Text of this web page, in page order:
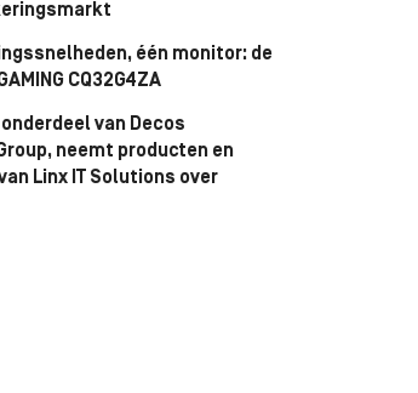
één monitor: de
CQ32G4ZA
onderdeel van Decos
neemt producten en
Linx IT Solutions over